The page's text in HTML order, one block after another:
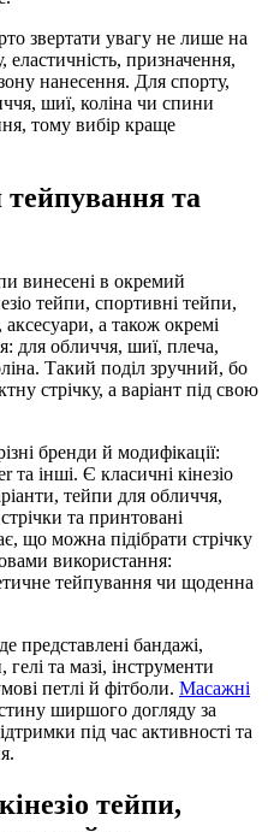
звертати увагу не лише на
призначення,
нанесення. Для спорту,
шиї, коліна чи спини
тому вибір краще
та
винесені в окремий
тейпи, спортивні тейпи,
а також окремі
для обличчя, шиї, плеча,
Такий поділ зручний, бо
стрічку, а варіант під свою
бренди й модифікації:
інші. Є класичні кінезіо
тейпи для обличчя,
та принтовані
що можна підібрати стрічку
використання:
тейпування чи щоденна
представлені бандажі,
та мазі, інструменти
петлі й фітболи. Масажні
ширшого догляду за
під час активності та
тейпи,